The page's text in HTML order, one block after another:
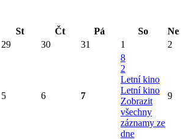
St Čt Pá So
Ne
29 30 31 1 2
5 6 7
8
2
Letní kino
Letní kino
Zobrazit
všechny
záznamy ze
dne
9